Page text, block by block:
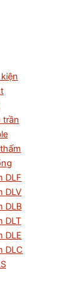
trần
DLF
DLV
DLB
DLT
DLE
DLC